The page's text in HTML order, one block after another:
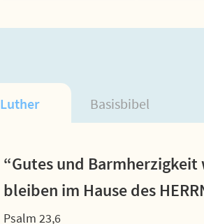
Luther Basisbibel
“Gutes und
bleiben im Hause des
Psalm 23,6